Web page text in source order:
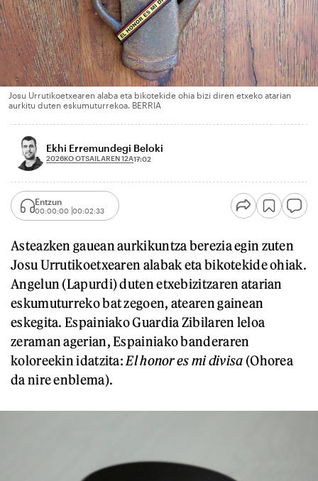
Josu Urrutikoetxearen alaba eta bikotekide ohia bizi diren etxeko atarian
aurkitu duten eskumuturrekoa. BERRIA
Ekhi Erremundegi Beloki
2026KO OTSAILAREN 12A17:02
Entzun
00:00:00 00:02:33
Asteazken gauean aurkikuntza berezia egin zuten
Josu Urrutikoetxearen alabak eta bikotekide ohiak.
Angelun (Lapurdi) duten etxebizitzaren atarian
eskumuturreko bat zegoen, atearen gainean
eskegita. Espainiako Guardia Zibilaren leloa
zeraman agerian, Espainiako banderaren
koloreekin idatzita: El honor es mi divisa (Ohorea
da nire enblema).